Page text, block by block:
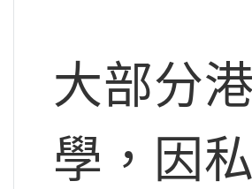
大部分
學，因